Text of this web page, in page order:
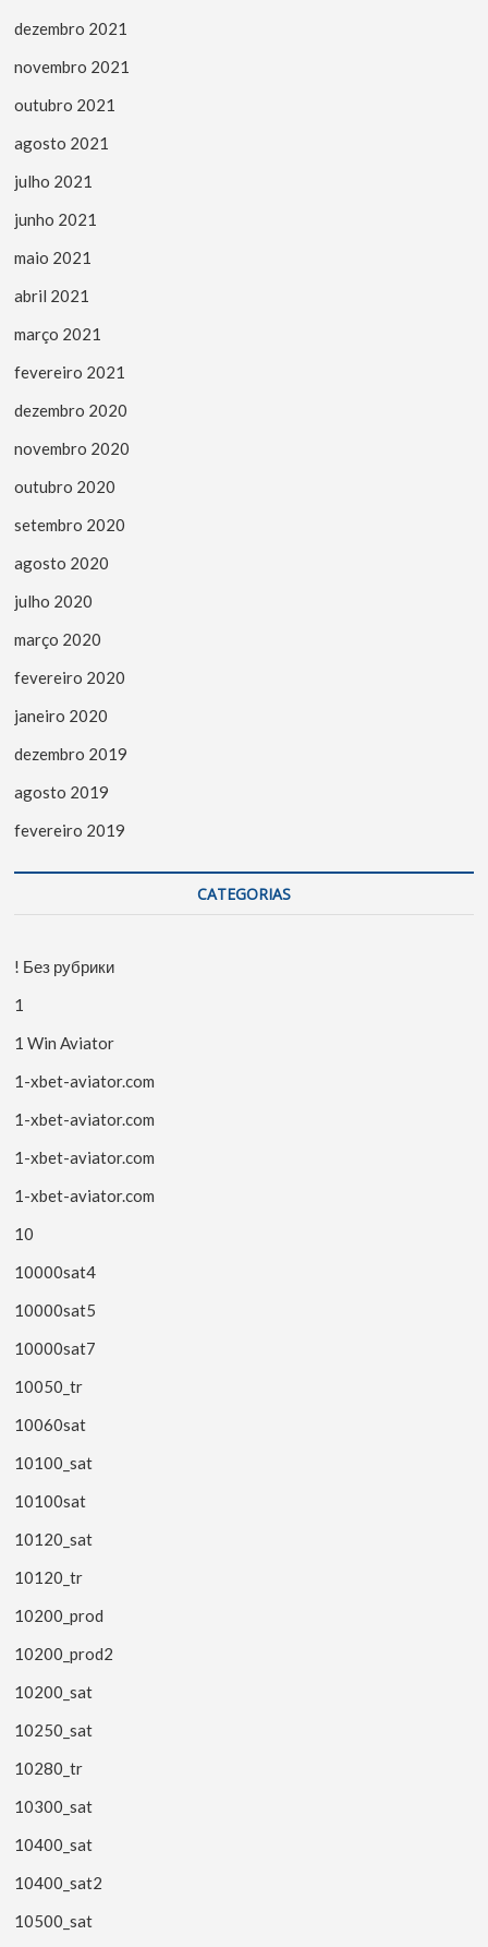
dezembro 2021
novembro 2021
outubro 2021
agosto 2021
julho 2021
junho 2021
maio 2021
abril 2021
março 2021
fevereiro 2021
dezembro 2020
novembro 2020
outubro 2020
setembro 2020
agosto 2020
julho 2020
março 2020
fevereiro 2020
janeiro 2020
dezembro 2019
agosto 2019
fevereiro 2019
CATEGORIAS
! Без рубрики
1
1 Win Aviator
1-xbet-aviator.com
1-xbet-aviator.com
1-xbet-aviator.com
1-xbet-aviator.com
10
10000sat4
10000sat5
10000sat7
10050_tr
10060sat
10100_sat
10100sat
10120_sat
10120_tr
10200_prod
10200_prod2
10200_sat
10250_sat
10280_tr
10300_sat
10400_sat
10400_sat2
10500_sat